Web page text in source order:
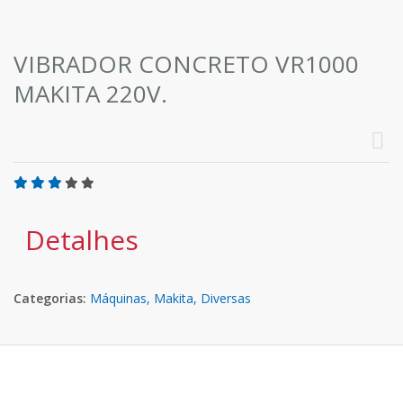
VIBRADOR CONCRETO VR1000
MAKITA 220V.
Detalhes
Categorias: Máquinas, Makita, Diversas